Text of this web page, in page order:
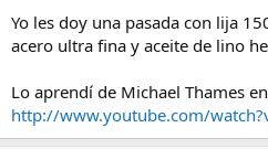
Yo les doy una pasada con lija
acero ultra fina y aceite de lino
Lo aprendí de Michael Thames
http://www.youtube.com/